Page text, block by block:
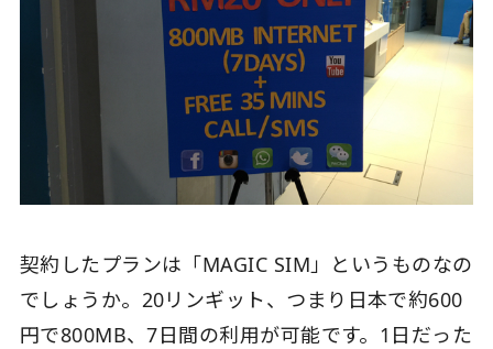
契約したプランは「MAGIC SIM」というものなの
でしょうか。20リンギット、つまり日本で約600
円で800MB、7日間の利用が可能です。1日だった